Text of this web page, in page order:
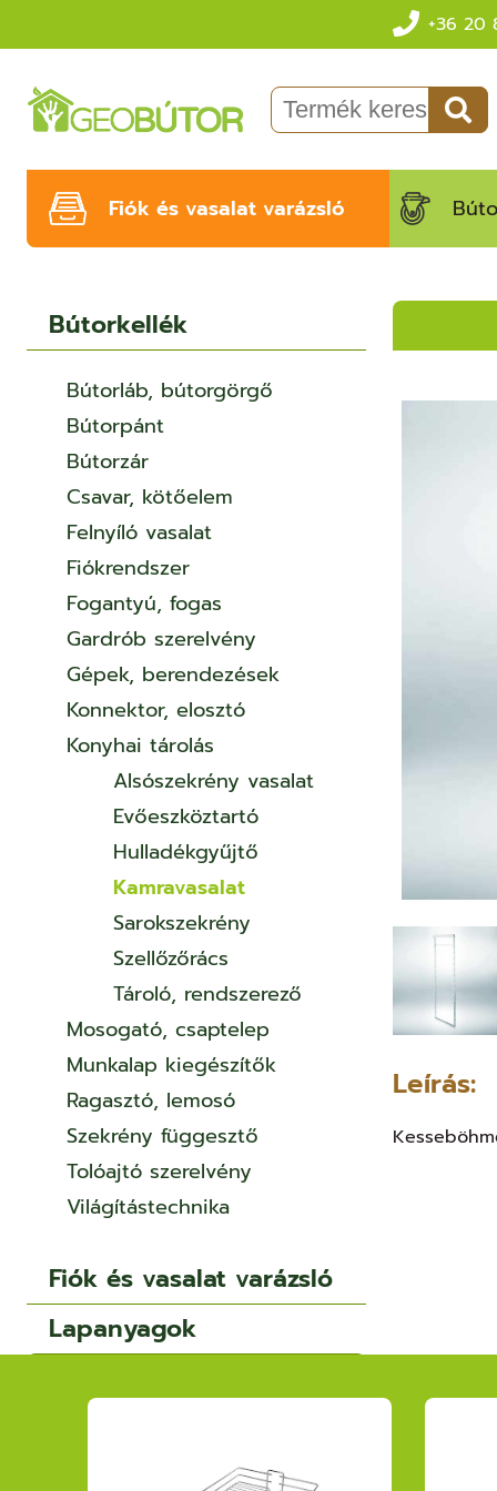
+36 20
Fiók és vasalat varázsló
Bútorkellék
Bútorláb, bútorgörgő
Bútorpánt
Bútorzár
Csavar, kötőelem
Felnyíló vasalat
Fiókrendszer
Fogantyú, fogas
Gardrób szerelvény
Gépek, berendezések
Konnektor, elosztó
Konyhai tárolás
Alsószekrény vasalat
Evőeszköztartó
Hulladékgyűjtő
Kamravasalat
Sarokszekrény
Szellőzőrács
Tároló, rendszerező
Mosogató, csaptelep
Munkalap kiegészítők
Ragasztó, lemosó
Szekrény függesztő
Tolóajtó szerelvény
Világítástechnika
Fiók és vasalat varázsló
Lapanyagok
Leírás: